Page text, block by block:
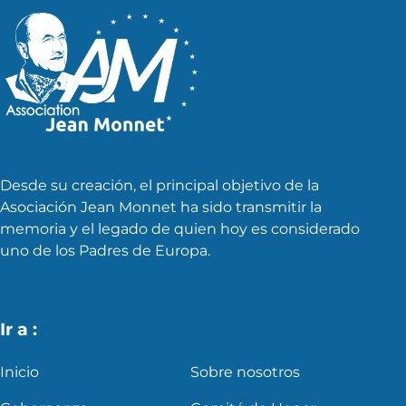
Desde su creación, el principal objetivo de la
Asociación Jean Monnet ha sido transmitir la
memoria y el legado de quien hoy es considerado
uno de los Padres de Europa.
Ir a :
Inicio Sobre nosotros